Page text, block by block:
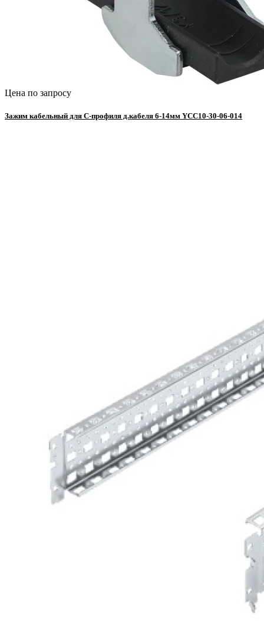
Цена по запросу
Зажим кабельный для С-профиля д.кабеля 6-14мм YCC10-30-06-014